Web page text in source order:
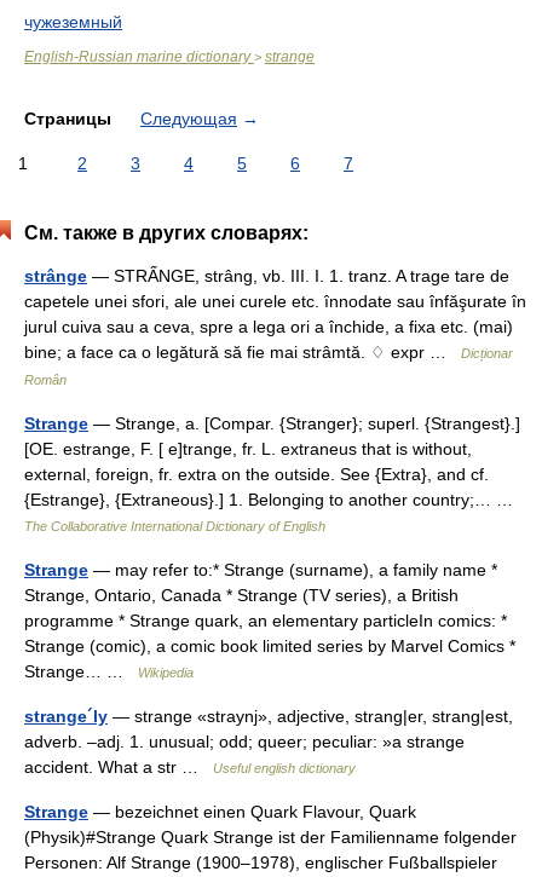
чужеземный
English-Russian marine dictionary> strange
Страницы Следующая →
1 2 3 4 5 6 7
См. также в других словарях:
strânge — STRẤNGE, strâng, vb. III. I. 1. tranz. A trage tare de
capetele unei sfori, ale unei curele etc. înnodate sau înfăşurate în
jurul cuiva sau a ceva, spre a lega ori a închide, a fixa etc. (mai)
bine; a face ca o legătură să fie mai strâmtă. ♢ expr …
Dicționar
Român
Strange — Strange, a. [Compar. {Stranger}; superl. {Strangest}.]
[OE. estrange, F. [ e]trange, fr. L. extraneus that is without,
external, foreign, fr. extra on the outside. See {Extra}, and cf.
{Estrange}, {Extraneous}.] 1. Belonging to another country;… …
The Collaborative International Dictionary of English
Strange — may refer to:* Strange (surname), a family name *
Strange, Ontario, Canada * Strange (TV series), a British
programme * Strange quark, an elementary particleIn comics: *
Strange (comic), a comic book limited series by Marvel Comics *
Strange… …
Wikipedia
strange´ly — strange «straynj», adjective, strang|er, strang|est,
adverb. –adj. 1. unusual; odd; queer; peculiar: »a strange
accident. What a str …
Useful english dictionary
Strange — bezeichnet einen Quark Flavour, Quark
(Physik)#Strange Quark Strange ist der Familienname folgender
Personen: Alf Strange (1900–1978), englischer Fußballspieler